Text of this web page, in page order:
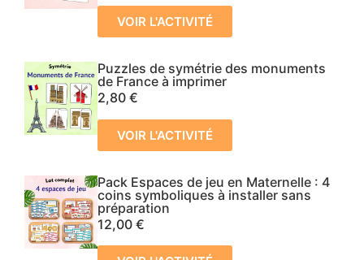
VOIR L'ACTIVITÉ
Puzzles de symétrie des monuments
de France à imprimer
2,80 €
VOIR L'ACTIVITÉ
Pack Espaces de jeu en Maternelle : 4
coins symboliques à installer sans
préparation
12,00 €